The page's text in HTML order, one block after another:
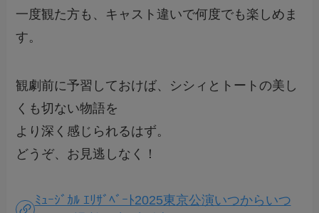
一度観た方も、キャスト違いで何度でも楽しめま
す。
観劇前に予習しておけば、シシィとトートの美し
くも切ない物語を
より深く感じられるはず。
どうぞ、お見逃しなく！
ﾐｭｰｼﾞｶﾙ ｴﾘｻﾞﾍﾞｰﾄ2025東京公演いつからいつ